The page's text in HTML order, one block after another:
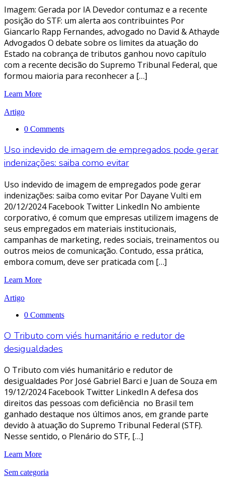
Imagem: Gerada por IA Devedor contumaz e a recente
posição do STF: um alerta aos contribuintes Por
Giancarlo Rapp Fernandes, advogado no David & Athayde
Advogados O debate sobre os limites da atuação do
Estado na cobrança de tributos ganhou novo capítulo
com a recente decisão do Supremo Tribunal Federal, que
formou maioria para reconhecer a […]
Learn More
Artigo
0 Comments
Uso indevido de imagem de empregados pode gerar
indenizações: saiba como evitar
Uso indevido de imagem de empregados pode gerar
indenizações: saiba como evitar Por Dayane Vulti em
20/12/2024 Facebook Twitter LinkedIn No ambiente
corporativo, é comum que empresas utilizem imagens de
seus empregados em materiais institucionais,
campanhas de marketing, redes sociais, treinamentos ou
outros meios de comunicação. Contudo, essa prática,
embora comum, deve ser praticada com […]
Learn More
Artigo
0 Comments
O Tributo com viés humanitário e redutor de
desigualdades
O Tributo com viés humanitário e redutor de
desigualdades Por José Gabriel Barci e Juan de Souza em
19/12/2024 Facebook Twitter LinkedIn A defesa dos
direitos das pessoas com deficiência no Brasil tem
ganhado destaque nos últimos anos, em grande parte
devido à atuação do Supremo Tribunal Federal (STF).
Nesse sentido, o Plenário do STF, […]
Learn More
Sem categoria